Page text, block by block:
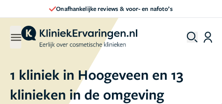
Direct een afspraak maken
1 kliniek in Hoogeveen en 13
klinieken in de omgeving